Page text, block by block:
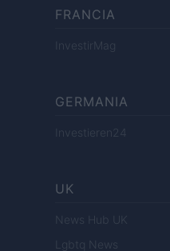
FRANCIA
InvestirMag
GERMANIA
Investieren24
UK
News Hub UK
Lgbtq News